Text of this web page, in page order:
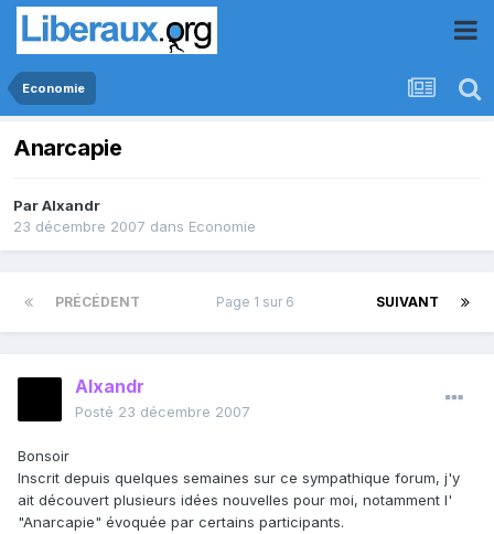
Economie
Anarcapie
ParAlxandr
23 décembre 2007 dans Economie
PRÉCÉDENT SUIVANT
Page 1 sur 6
Alxandr
Posté 23 décembre 2007
Bonsoir
Inscrit depuis quelques semaines sur ce sympathique forum, j'y
ait découvert plusieurs idées nouvelles pour moi, notamment l'
"Anarcapie" évoquée par certains participants.